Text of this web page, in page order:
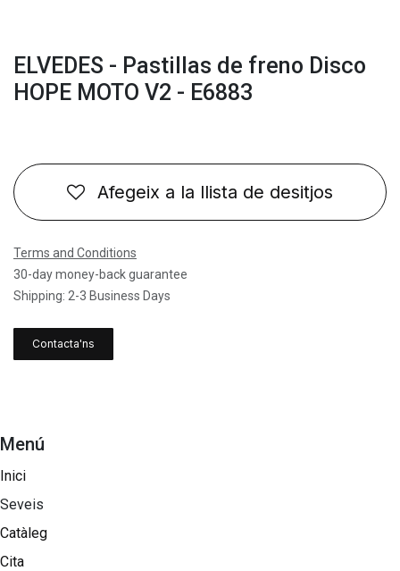
ELVEDES - Pastillas de freno Disco
HOPE MOTO V2 - E6883
Afegeix a la llista de desitjos
Terms and Conditions
30-day money-back guarantee
Shipping: 2-3 Business Days
Contacta'ns
Menú
Inici
Seveis
Catàleg
Cita